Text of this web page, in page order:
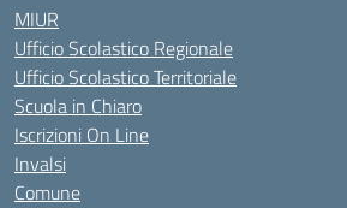
MIUR
Ufficio Scolastico Regionale
Ufficio Scolastico Territoriale
Scuola in Chiaro
Iscrizioni On Line
Invalsi
Comune